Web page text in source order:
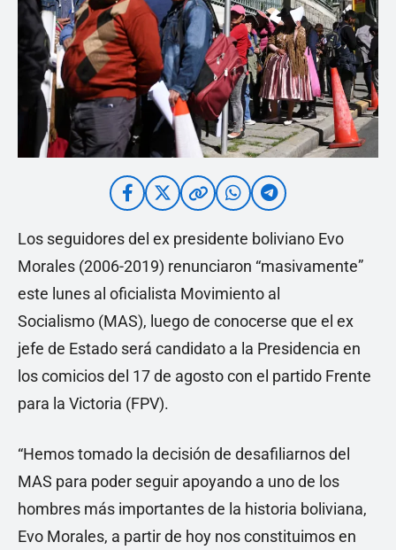
Los seguidores del ex presidente boliviano Evo
Morales (2006-2019) renunciaron “masivamente”
este lunes al oficialista Movimiento al
Socialismo (MAS), luego de conocerse que el ex
jefe de Estado será candidato a la Presidencia en
los comicios del 17 de agosto con el partido Frente
para la Victoria (FPV).
“Hemos tomado la decisión de desafiliarnos del
MAS para poder seguir apoyando a uno de los
hombres más importantes de la historia boliviana,
Evo Morales, a partir de hoy nos constituimos en